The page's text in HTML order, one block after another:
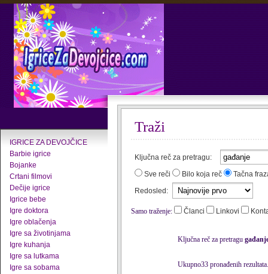
IGRICE ZA DEVOJČICE
Barbie igrice
Bojanke
Crtani filmovi
Dečije igrice
Igrice bebe
Igre doktora
Igre oblačenja
Igre sa životinjama
Igre kuhanja
Igre sa lutkama
Igre sa sobama
Traži
Ključna reč za pretragu:
Sve reči
Bilo koja reč
Tačna
Redosled:
Samo traženje: Članci Linkovi
Ključna reč za pretragu
Ukupno33 pronađenih rezultata.